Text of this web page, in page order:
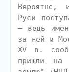
Вероятно,
Руси
— ведь
за ней и
XV в.
пришли на